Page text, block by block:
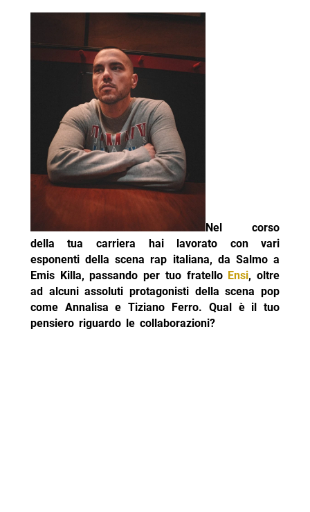
Nel corso
della tua carriera hai lavorato con vari
esponenti della scena rap italiana, da Salmo a
Emis Killa, passando per tuo fratello Ensi, oltre
ad alcuni assoluti protagonisti della scena pop
come Annalisa e Tiziano Ferro. Qual è il tuo
pensiero riguardo le collaborazioni?